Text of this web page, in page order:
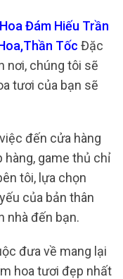
Đám Hiếu Trần
Tốc Đặc
nơi, chúng tôi sẽ
tươi của bạn sẽ
đến cửa hàng
hàng, game thủ chỉ
tôi, lựa chọn
của bản thân
nhà đến bạn.
đưa về mang lại
hoa tươi đẹp nhất